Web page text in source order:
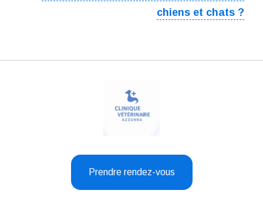
chiens et chats ?
Prendre rendez-vous